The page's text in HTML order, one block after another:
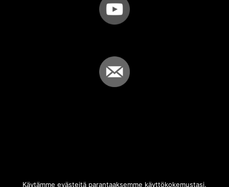
Käytämme evästeitä parantaaksemme käyttökokemustasi.